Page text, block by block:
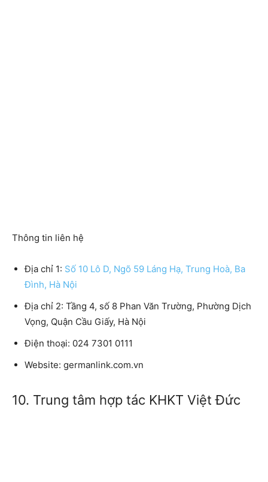
Thông tin liên hệ
Địa chỉ 1: Số 10 Lô D, Ngõ 59 Láng Hạ, Trung Hoà, Ba
Đình, Hà Nội
Địa chỉ 2: Tầng 4, số 8 Phan Văn Trường, Phường Dịch
Vọng, Quận Cầu Giấy, Hà Nội
Điện thoại: 024 7301 0111
Website: germanlink.com.vn
10. Trung tâm hợp tác KHKT Việt Đức